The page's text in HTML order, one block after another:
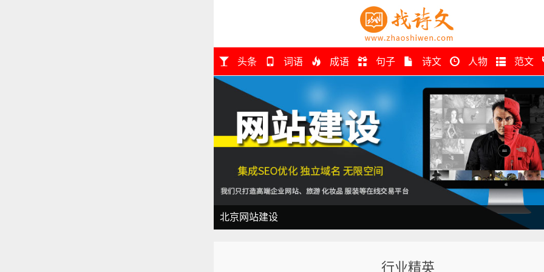
头条 词语 成语 句子 诗文 人物 范文
北京网站建设
行业精英